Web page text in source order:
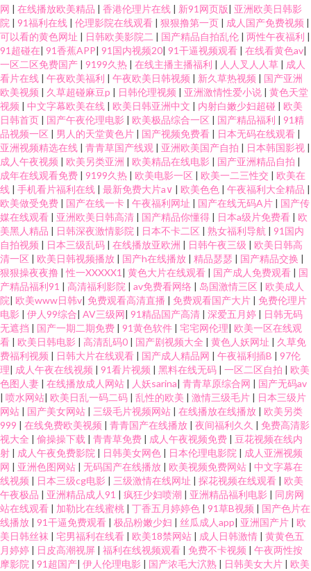
网 | 在线播放欧美精品 | 香港伦理片在线 | 新91网页版| 亚洲欧美日韩影
院 | 91福利在线 | 伦理影院在线观看 | 狠狠撸第一页 | 成人国产免费视频 |
可以看的黄色网址 | 日韩欧美影院二 | 国产精品自拍乱伦 | 两性午夜福利 |
91超碰在| 91香蕉APP| 91国内视频20| 91干逼视频观看 | 在线看黄色av|
一区二区免费国产 | 9199久热 | 在线主播主播福利 | 人人叉人人草 | 成人
看片在线 | 午夜欧美福利 | 午夜欧美日韩视频 | 新久草热视频 | 国产亚洲
欧美视频 | 久草超碰麻豆p | 日韩伦理视频 | 亚洲激情性爱小说 | 黄色天堂
视频 | 中文字幕欧美在线 | 欧美日韩亚洲中文 | 内射白嫩少妇超碰 | 欧美
日韩首页 | 国产午夜伦理电影 | 欧美极品综合一区 | 国产精品福利 | 91精
品视频一区 | 男人的天堂黄色片 | 国产视频免费看 | 日本无码在线观看 |
亚洲视频精选在线 | 青青草国产线观 | 亚洲欧美国产自拍 | 日本韩国影视 |
成人午夜视频 | 欧美另类亚洲 | 欧美精品在线电影 | 国产亚洲精品自拍 |
成年在线观看免费 | 9199久热 | 欧美电影一区 | 欧美一二三性交 | 欧美在
线 | 手机看片福利在线 | 最新免费大片a∨ | 欧美色色 | 午夜福利大全精品 |
欧美做受免费 | 国产在线一卡 | 午夜福利网址 | 国产在线无码A片 | 国产传
媒在线观看 | 亚洲欧美日韩高清 | 国产精品你懂得 | 日本a级片免费看 | 欧
美黑人精品 | 日韩深夜激情影院 | 日本不卡二区 | 熟女福利导航 | 91国内
自拍视频 | 日本三级乱码 | 在线播放亚欧洲 | 日韩午夜三级 | 欧美日韩高
清一区 | 欧美日韩视频播放 | 国产h在线播放 | 精品瑟瑟 | 国产精品交换 |
狠狠操夜夜撸 |性一XXXXX1 | 黄色大片在线观看 | 国产成人免费观看 | 国
产精品福利91 | 高清福利影院 | av免费看网络 | 岛国激情三区 | 欧美成人
院| 欧美www日韩v| 免费观看高清直播 | 免费观看国产大片 | 免费伦理片
电影 | 伊人99综合| AV三级网| 91精品国产高清 | 深爱五月婷 | 日韩无码
无遮挡 | 国产一期二期免费 | 91黄色软件 | 宅宅网伦理| 欧美一区在线观
看 | 欧美日韩电影 | 高清乱码0 | 国产剧视频大全 | 黄色人妖网址 | 久草免
费福利视频 | 日韩大片在线观看 | 国产成人精品网 | 午夜福利插B | 97伦
理| 成人午夜在线视频 | 91看片视频 | 黑料在线无码 | 一区二区自拍 | 欧美
色图人妻 | 在线播放成人网站 | 人妖sarina| 青青草原综合网 | 国产无码av
| 喷水网站| 欧美日乱一码二码 | 乱性的欧美 | 激情三级毛片 | 日本三级片
网站 | 国产美女网站 | 三级毛片视频网站 | 在线播放在线播放 | 欧美另类
999 | 在线免费欧美视频 | 青青国产在线播放 | 夜间福利久久 | 免费高清影
视大全 | 偷操操下载 | 青青草免费 | 成人午夜视频免费 | 豆花视频在线内
射 | 成人午夜免费影院 | 日韩美女网色 | 日本伦理电影院 | 成人亚洲视频
网 | 亚洲色图网站 | 无码国产在线播放 | 欧美视频免费网站 | 中文字幕在
线视频 | 日本三级cg电影 | 三级激情在线网址 | 探花视频在线观看 | 欧美
午夜极品 | 亚洲精品成人91 | 疯狂少妇喷潮 | 亚洲精品福利电影 | 同房网
站在线观看 | 加勒比在线蜜桃 | 丁香五月婷婷色 | 91草B视频 | 国产色片在
线播放 | 91干逼免费观看 | 极品粉嫩少妇 | 丝瓜成人app| 亚洲国产片 | 欧
美日韩丝袜 | 宅男福利在线看 | 欧美18禁网站 | 成人日韩激情 | 黄黄色五
月婷婷 | 日皮高潮视屏 | 福利在线视频观看 | 免费不卡视频 | 午夜两性按
摩影院 | 91超国产| 伊人伦理电影 | 国产浓毛大泬熟 | 日韩美女大片 | 欧美